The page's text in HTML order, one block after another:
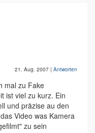
21. Aug. 2007 | Antworten
mal zu Fake
ist viel zu kurz. Ein
und präzise au den
Video was Kamera
zu sein